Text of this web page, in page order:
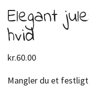
Elegant
hvid
kr.60.00
Mangler du et